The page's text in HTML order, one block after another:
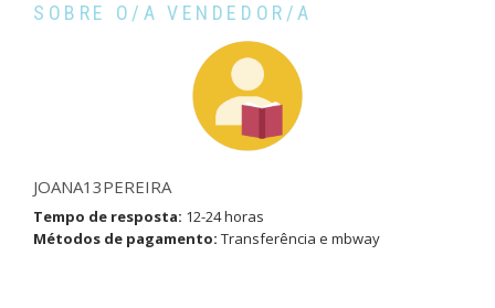
SOBRE O/A VENDEDOR/A
JOANA13PEREIRA
Tempo de resposta: 12-24 horas
Métodos de pagamento: Transferência e mbway